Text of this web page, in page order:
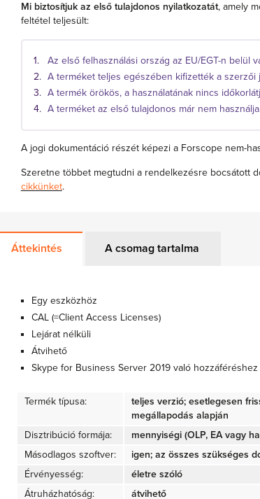
Mi biztosítjuk az első tulajdonos nyilatkozatát, amely
feltétel teljesült:
Az első felhasználási ország az EU/EGT-n belül
A terméket teljes egészében kifizették a szerzői
A termék örökös, a használatának nincs
A terméket az első tulajdonos már nem
A jogi dokumentáció részét képezi a Forscope nem-
Szeretne többet megtudni a rendelkezésre bocsátott
cikkünket.
Áttekintés A csomag tartalma
Egy eszközhöz
CAL (=Client Access Licenses)
Lejárat nélküli
Átvihető
Skype for Business Server 2019 való
Termék típusa:
teljes verzió; esetlegesen
megállapodás alapján
Disztribúció formája:
mennyiségi (OLP, EA vagy
Másodlagos szoftver:
igen; az összes szükséges
Érvényesség:
életre szóló
Átruházhatóság:
átvihető